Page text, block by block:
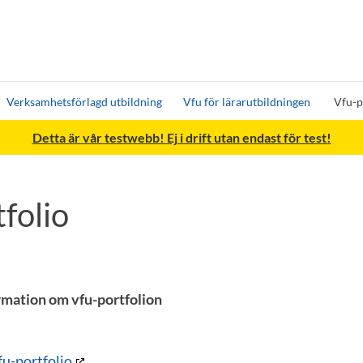
Verksamhetsförlagd utbildning Vfu för lärarutbildningen Vfu-
Detta är vår testwebb! Ej i drift utan endast för test!
om vfu-portfolion